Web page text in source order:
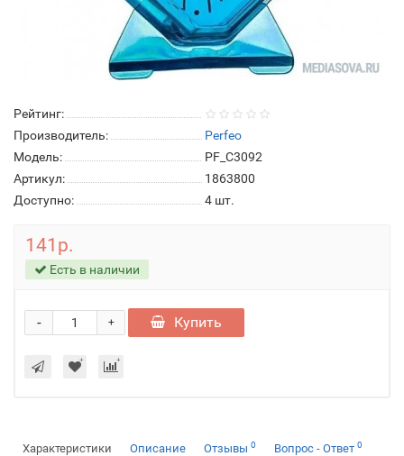
Рейтинг:
Производитель:
Perfeo
Модель:
PF_C3092
Артикул:
1863800
Доступно:
4 шт.
141р.
Есть в наличии
+
- Купить
Характеристики Описание Отзывы 0 Вопрос - Ответ 0